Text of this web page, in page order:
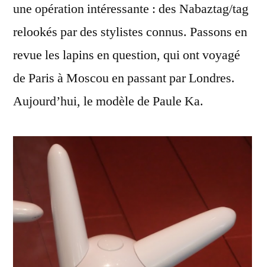
:
Paule
Ka
une opération intéressante : des Nabaztag/tag
relookés par des stylistes connus. Passons en
revue les lapins en question, qui ont voyagé
de Paris à Moscou en passant par Londres.
Aujourd’hui, le modèle de Paule Ka.